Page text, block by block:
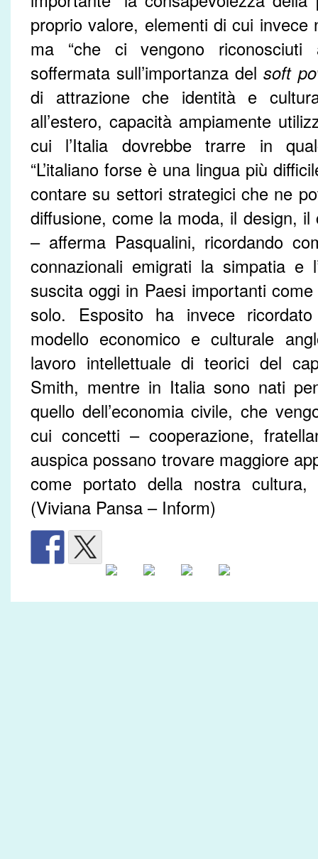
proprio valore, elementi di cui invece
ma “che ci vengono riconosciuti
soffermata sull’importanza delsoft
di attrazione che identità e
all’estero, capacità ampiamente
cui l’Italia dovrebbe trarre in
“L’italiano forse è una lingua più
contare su settori strategici che ne
diffusione, come la moda, il design, il
– afferma Pasqualini, ricordando
connazionali emigrati la simpatia e
suscita oggi in Paesi importanti
solo. Esposito ha invece
modello economico e culturale
lavoro intellettuale di teorici del
Smith, mentre in Italia sono nati
quello dell’economia civile, che
cui concetti – cooperazione,
auspica possano trovare maggiore
come portato della nostra cultura,
(Viviana Pansa – Inform)